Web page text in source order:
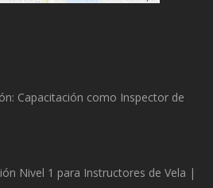
Capacitación como Inspector de
Nivel 1 para Instructores de Vela |